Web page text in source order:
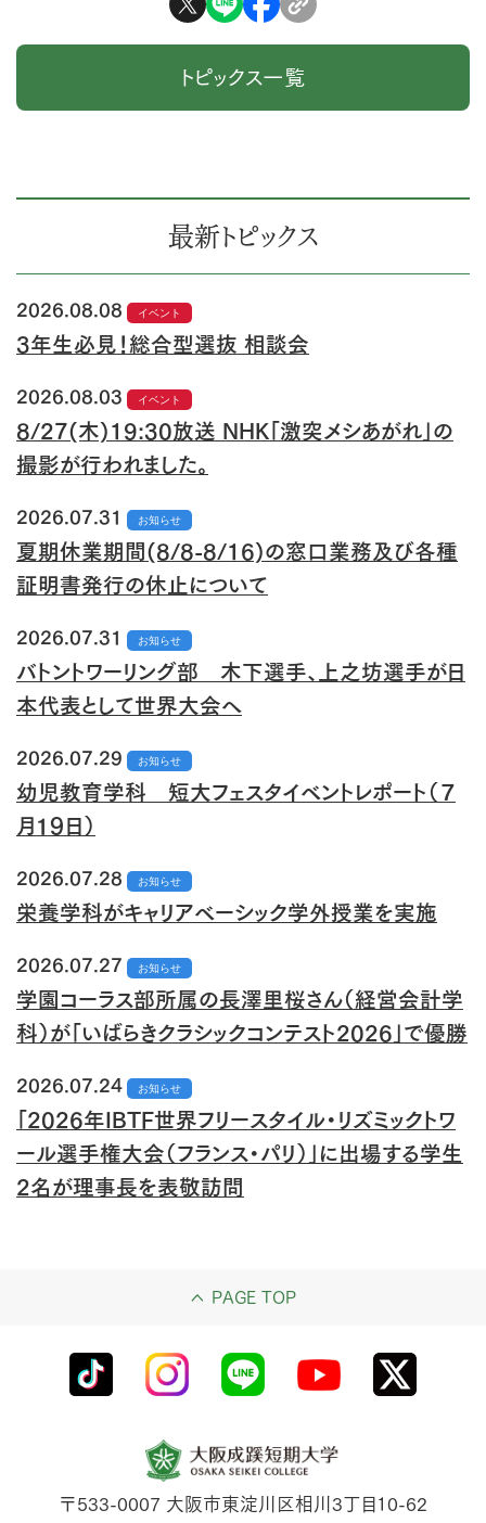
トピックス一覧
最新トピックス
2026.08.08 イベント
3年生必見！総合型選抜 相談会
2026.08.03 イベント
8/27(木)19:30放送 NHK「激突メシあがれ」の
撮影が行われました。
2026.07.31 お知らせ
夏期休業期間(8/8-8/16)の窓口業務及び各種
証明書発行の休止について
2026.07.31 お知らせ
バトントワーリング部 木下選手、上之坊選手が日
本代表として世界大会へ
2026.07.29 お知らせ
幼児教育学科 短大フェスタイベントレポート（７
月１９日）
2026.07.28 お知らせ
栄養学科がキャリアベーシック学外授業を実施
2026.07.27 お知らせ
学園コーラス部所属の長澤里桜さん（経営会計学
科）が「いばらきクラシックコンテスト2026」で優勝
2026.07.24 お知らせ
「2026年IBTF世界フリースタイル・リズミックトワ
ール選手権大会（フランス・パリ）」に出場する学生
2名が理事長を表敬訪問
PAGE TOP
〒533-0007 大阪市東淀川区相川3丁目10-62